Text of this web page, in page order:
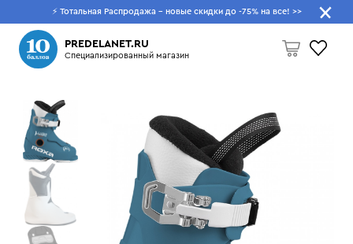
⚡ Тотальная Распродажа - новые скидки до -75% на все! >>
PREDELANET.RU
Специализированный магазин
Пусто
Что будем искать?